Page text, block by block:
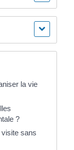
la vie
?
visite sans